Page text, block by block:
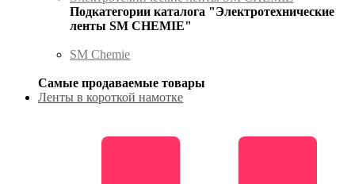
Подкатегории каталога "Электротехнические
ленты SM CHEMIE"
SM Chemie
Самые продаваемые товары
Ленты в короткой намотке